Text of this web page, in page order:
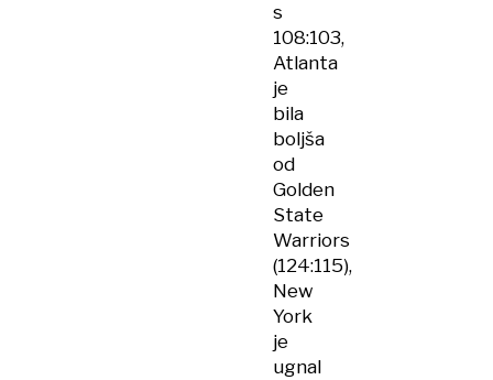
s
108:103,
Atlanta
je
bila
boljša
od
Golden
State
Warriors
(124:115),
New
York
je
ugnal